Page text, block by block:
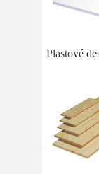
Plastové